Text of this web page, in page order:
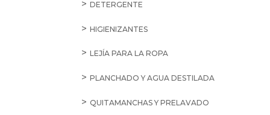
DETERGENTE
HIGIENIZANTES
LEJÍA PARA LA ROPA
PLANCHADO Y AGUA DESTILADA
QUITAMANCHAS Y PRELAVADO